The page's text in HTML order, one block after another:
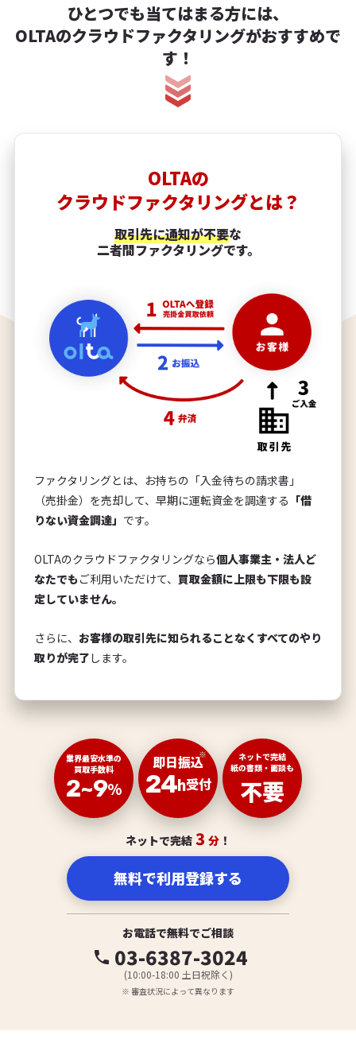
ひとつでも当てはまる方には、
OLTAのクラウドファクタリングがおすすめで
す！
OLTAの
クラウドファクタリングとは？
取引先に通知が不要な
二者間ファクタリングです。
ファクタリングとは、お持ちの「入金待ちの請求書」
（売掛金）を売却して、早期に運転資金を調達する 「借
りない資金調達」 です。
OLTAのクラウドファクタリングなら個人事業主・法人ど
なたでも ご利用いただけて、 買取金額に上限も下限も設
定していません。
さらに、 お客様の取引先に知られることなくすべてのやり
取りが完了 します。
業界最安水準の
買取手数料
2~9%
即日振込※
24h受付
ネットで完結
紙の書類・面談も
不要
※ 審査状況によって異なります
ネットで完結 3 分 ！
無料で利用登録する
お電話で無料でご相談
phone 03-6387-3024
(10:00-18:00 土日祝除く)